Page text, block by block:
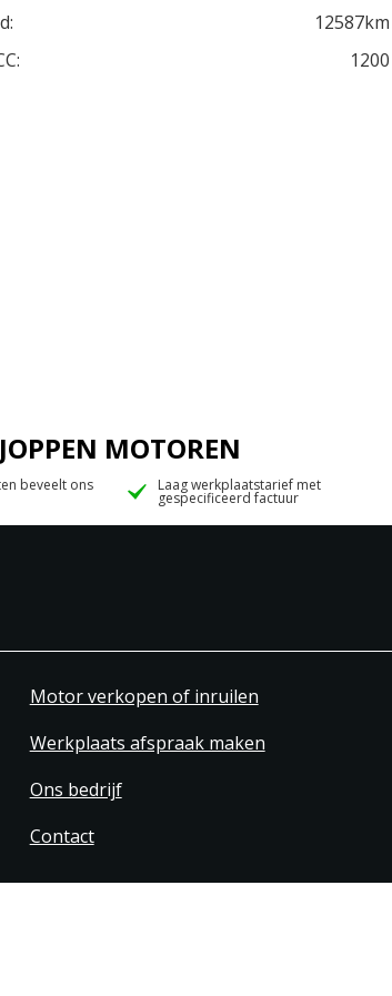
12587km
1200
MOTOREN
beveelt ons Laag werkplaatstarief met
gespecificeerd factuur
Motor verkopen of inruilen
Werkplaats afspraak maken
Ons bedrijf
Contact